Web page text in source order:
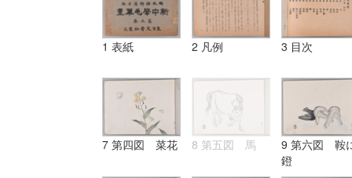
1 表紙 2 凡例 3 目次
7 第四図 菜花 8 第五図 馬
9 第六図 鞍
鐙